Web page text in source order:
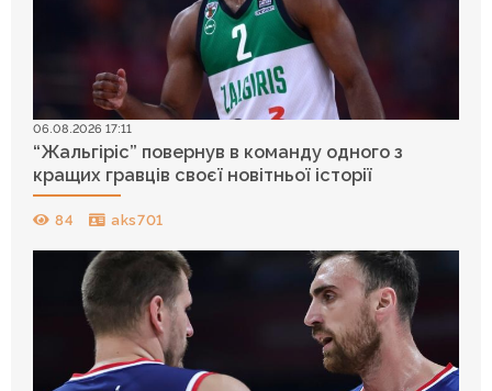
06.08.2026 17:11
“Жальгіріс” повернув в команду одного з
кращих гравців своєї новітньої історії
84 aks701